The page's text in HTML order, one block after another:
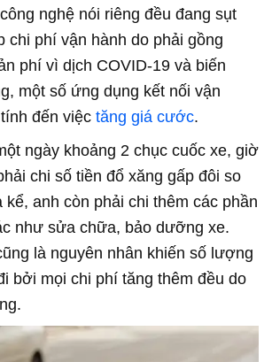
nghệ nói riêng đều đang sụt
chi phí vận hành do phải gồng
phí vì dịch COVID-19 và biến
một số ứng dụng kết nối vận
đến việc tăng giá cước.
ngày khoảng 2 chục cuốc xe, giờ
chi số tiền đổ xăng gấp đôi so
anh còn phải chi thêm các phần
như sửa chữa, bảo dưỡng xe.
là nguyên nhân khiến số lượng
bởi mọi chi phí tăng thêm đều do